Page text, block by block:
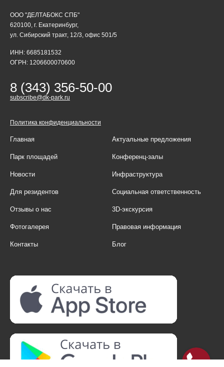
ООО "ДЕЛТАБОКС СПБ"
620100, г. Екатеринбург,
ул. Сибирский тракт, 12/3, офис 501/5
ИНН: 6685181532
ОГРН: 1206600070600
8 (343) 356-50-00
subscribe@dk-park.ru
Политика конфиденциальности
Главная Актуальные предложения
Парк площадей Конференц-залы
Новости Инфраструктура
Для резидентов Социальная ответственность
Отзывы о нас 3D-экскурсия
Фотогалерея Правовая информация
Контакты Блог